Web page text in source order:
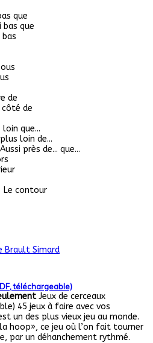
que
bas que
de
de
que...
loin de...
près de... que...
contour
téléchargeable)
Jeux de cerceaux
45 jeux à faire avec vos
un des plus vieux jeu au monde.
hoop», ce jeu où l’on fait tourner
par un déhanchement rythmé.